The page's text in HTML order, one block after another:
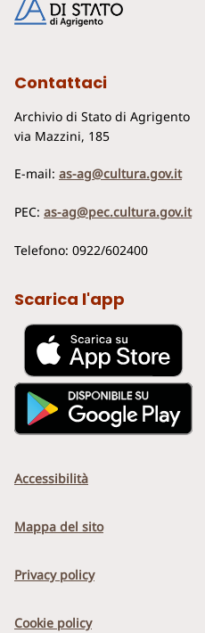
Contattaci
Archivio di Stato di Agrigento
via Mazzini, 185
E-mail: as-ag@cultura.gov.it
PEC: as-ag@pec.cultura.gov.it
Telefono: 0922/602400
Scarica l'app
Accessibilità
Mappa del sito
Privacy policy
Cookie policy